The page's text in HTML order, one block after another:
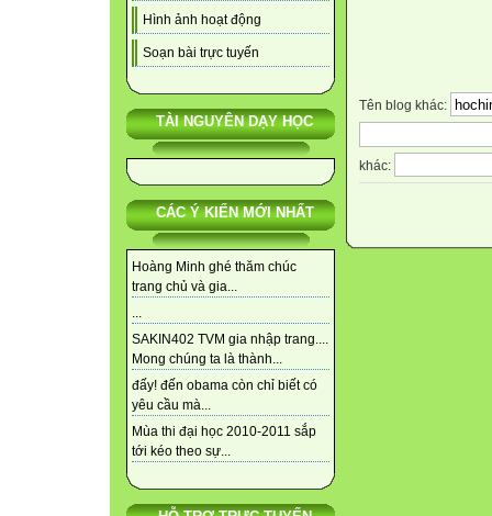
Hình ảnh hoạt động
Soạn bài trực tuyến
TÀI NGUYÊN DẠY HỌC
CÁC Ý KIẾN MỚI NHẤT
Hoàng Minh ghé thăm chúc
trang chủ và gia...
...
SAKIN402 TVM gia nhập trang....
Mong chúng ta là thành...
đấy! đến obama còn chỉ biết có
yêu cầu mà...
Mùa thi đại học 2010-2011 sắp
tới kéo theo sự...
Tên blog khác:
khác: